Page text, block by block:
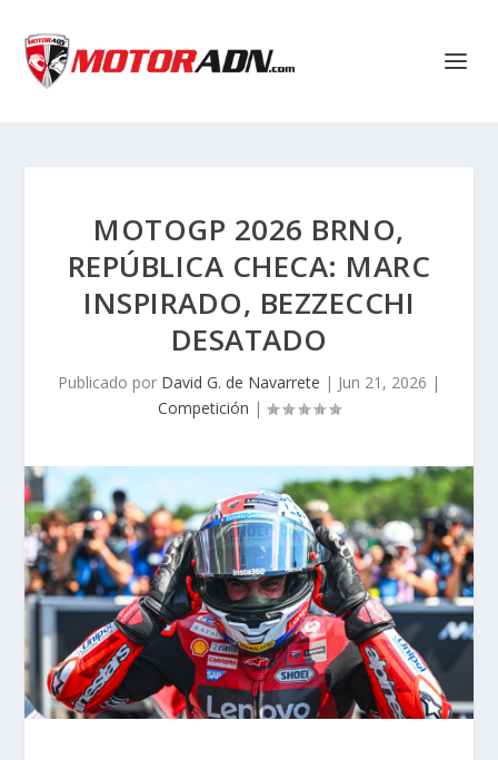
MOTOGP 2026 BRNO,
REPÚBLICA CHECA: MARC
INSPIRADO, BEZZECCHI
DESATADO
Publicado por David G. de Navarrete | Jun 21, 2026 |
Competición |